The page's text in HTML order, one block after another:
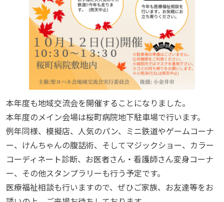
本年度も地域交流会を開催することになりました。
本年度のメイン会場は桜町病院地下駐車場で行います。
例年同様、模擬店、人気のパン、ミニ鉄道やゲームコーナ
ー、けんちゃんの腹話術、そしてマジックショー、カラー
コーディネート診断、お医者さん・看護師さん変身コーナ
ー、その他スタンプラリーも行う予定です。
医療福祉相談も行いますので、ぜひご家族、お友達等をお